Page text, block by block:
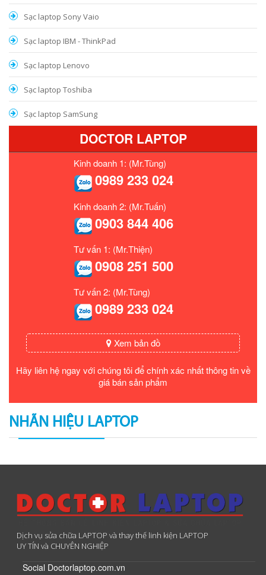
Sạc laptop Sony Vaio
Sạc laptop IBM - ThinkPad
Sạc laptop Lenovo
Sạc laptop Toshiba
Sạc laptop SamSung
DOCTOR LAPTOP
Kinh doanh 1: (Mr.Tùng)
0989 233 024
Kinh doanh 2: (Mr.Tuấn)
0903 844 406
Tư vấn 1: (Mr.Thiện)
0908 251 500
Tư vấn 2: (Mr.Tùng)
0989 233 024
Xem bản đồ
Hãy liên hệ ngay với chúng tôi để chính xác nhất thông tin về
giá bán sản phẩm
NHÃN HIỆU LAPTOP
Dịch vụ sửa chữa LAPTOP và thay thế linh kiện LAPTOP
UY TÍN và CHUYÊN NGHIỆP
Social Doctorlaptop.com.vn